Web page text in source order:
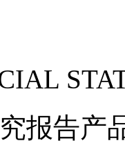
报告产